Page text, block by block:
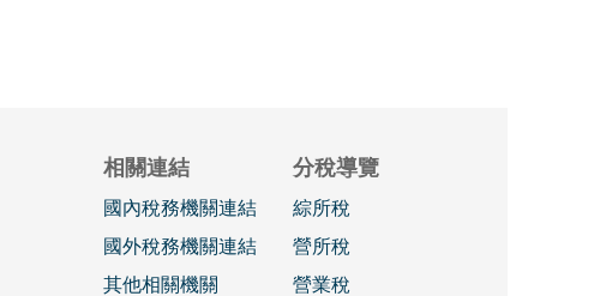
相關連結
國內稅務機關連結
國外稅務機關連結
其他相關機關
分稅導覽
綜所稅
營所稅
營業稅